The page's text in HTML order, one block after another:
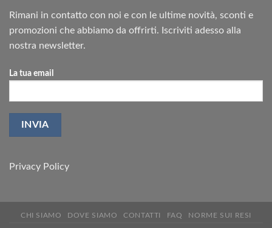
Rimani in contatto con noi e con le ultime novità, sconti e
promozioni che abbiamo da offrirti. Iscriviti adesso alla
nostra newsletter.
La tua email
Privacy Policy
CHI SIAMO DOVE SIAMO CONTATTI FAQ NORME SUI RESI